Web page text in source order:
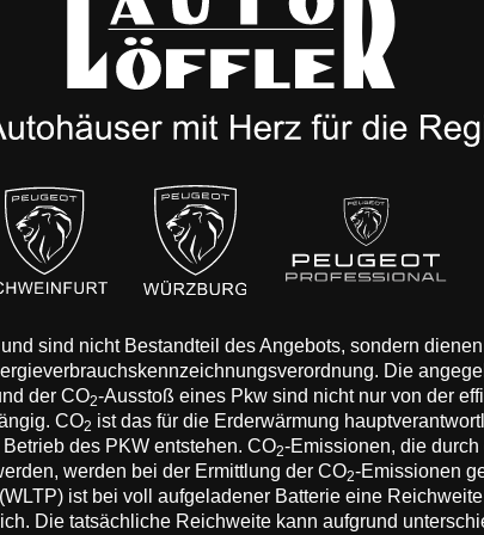
sind nicht Bestandteil des Angebots, sondern
Die
der CO2-Ausstoß eines Pkw sind nicht nur von der
CO2 ist das für die Erderwärmung
des PKW entstehen. CO2-Emissionen, die
werden bei der Ermittlung der CO2-Emissionen
ist bei voll aufgeladener Batterie eine
Die tatsächliche Reichweite kann aufgrund